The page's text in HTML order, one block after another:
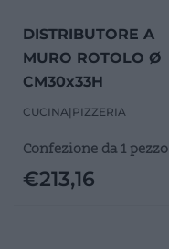
DISTRIBUTORE A
MURO ROTOLO Ø
CM30x33H
CUCINA| PIZZERIA
Confezione da 1 pezzo
€213,16